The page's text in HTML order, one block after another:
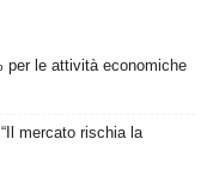
per le attività economiche
mercato rischia la